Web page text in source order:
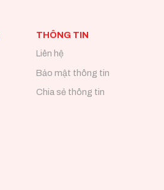
THÔNG TIN
Liên hệ
Bảo mật thông tin
Chia sẻ thông tin